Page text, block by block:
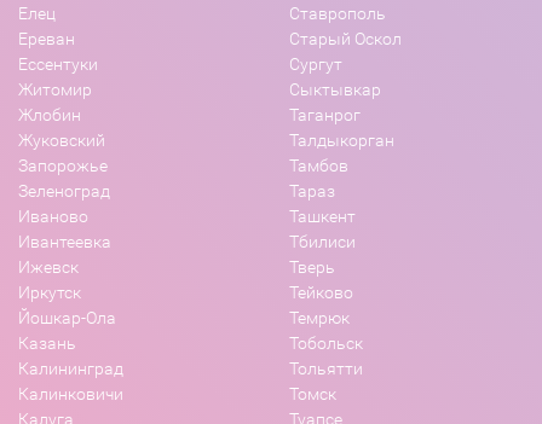
Елец
Ереван
Ессентуки
Житомир
Жлобин
Жуковский
Запорожье
Зеленоград
Иваново
Ивантеевка
Ижевск
Иркутск
Йошкар-Ола
Казань
Калининград
Калинковичи
Калуга
Ставрополь
Старый Оскол
Сургут
Сыктывкар
Таганрог
Талдыкорган
Тамбов
Тараз
Ташкент
Тбилиси
Тверь
Тейково
Темрюк
Тобольск
Тольятти
Томск
Туапсе